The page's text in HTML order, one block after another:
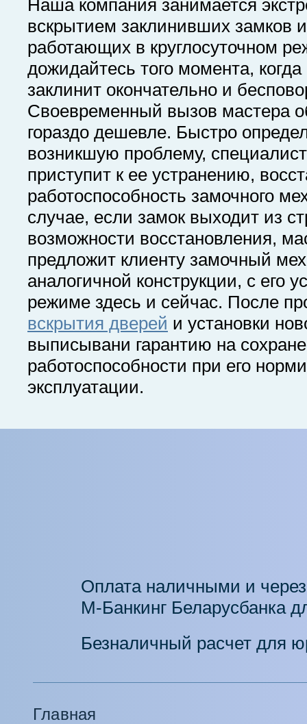
Наша компания занимается
вскрытием заклинивших замков и
работающих в круглосуточном
дожидайтесь того момента,
заклинит окончательно и
Своевременный вызов мастера
гораздо дешевле. Быстро
возникшую проблему,
приступит к ее устранению,
работоспособность замочного
случае, если замок выходит из
возможности восстановления,
предложит клиенту замочный
аналогичной конструкции, с его
режиме здесь и сейчас. После
вскрытия дверей и установки
выписывани гарантию на
работоспособности при его
эксплуатации.
Оплата наличными и через
М-Банкинг Беларусбанка
Безналичный расчет для
Главная